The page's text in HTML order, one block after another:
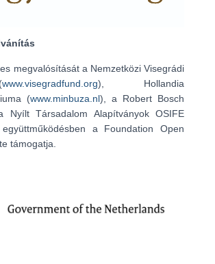
megvalósítását a Nemzetközi Visegrádi
www.visegradfund.org), Hollandia
(www.minbuza.nl), a Robert Bosch
Nyílt Társadalom Alapítványok OSIFE
a Foundation Open
támogatja.